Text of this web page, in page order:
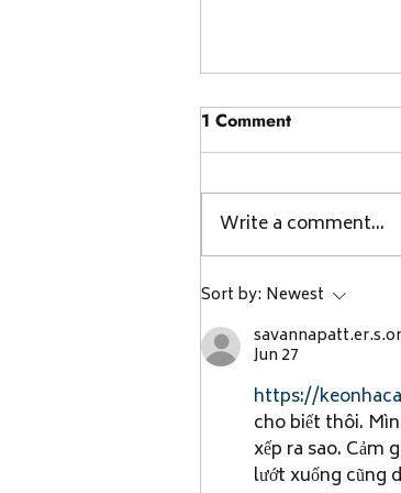
IEEE Outstanding
Contributions
Impact on Society
1 Comment
Write a comment...
Sort by: Newest
Jun 27
https://
cho biết thôi.
xếp ra sao.
lướt xuống cũng